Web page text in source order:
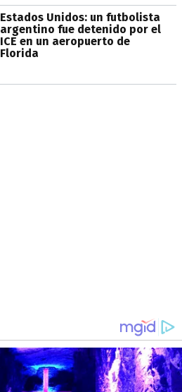
Estados Unidos: un futbolista
argentino fue detenido por el
ICE en un aeropuerto de
Florida